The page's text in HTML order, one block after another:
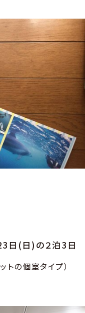
(日)の２泊3日
の個室タイプ）